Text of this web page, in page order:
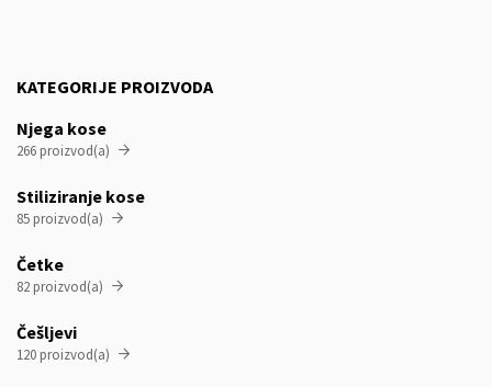
KATEGORIJE PROIZVODA
Njega kose
266 proizvod(a) 
Stiliziranje kose
85 proizvod(a) 
Četke
82 proizvod(a) 
Češljevi
120 proizvod(a) 